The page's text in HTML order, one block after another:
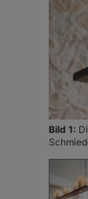
Bild 1: